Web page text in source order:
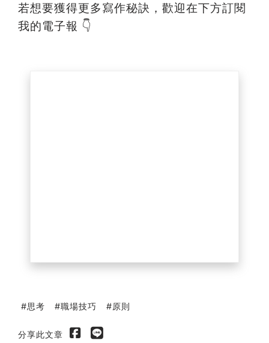
若想要獲得更多寫作秘訣，歡迎在下方訂閱
我的電子報 👇
思考 職場技巧 原則
分享此文章